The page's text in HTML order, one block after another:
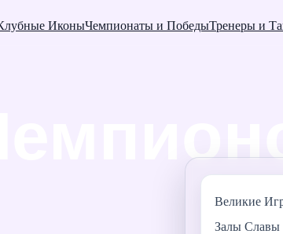
ИконыЧемпионаты и ПобедыТренеры и
Великие
Залы Славы